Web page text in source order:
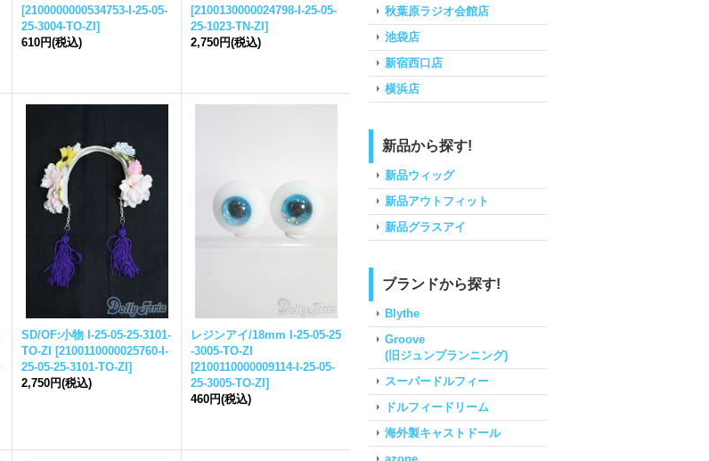
[2100000000534753-I-25-05-
25-3004-TO-ZI ]
610円(税込)
[2100130000024798-I-25-05-
25-1023-TN-ZI ]
2,750円(税込)
SD/OF:小物 I-25-05-25-3101-
TO-ZI
[2100110000025760-I-
25-05-25-3101-TO-ZI ]
2,750円(税込)
レジンアイ/18mm I-25-05-25
-3005-TO-ZI
[2100110000009114-I-25-05-
25-3005-TO-ZI ]
460円(税込)
秋葉原ラジオ会館店
池袋店
新宿西口店
横浜店
新品から探す!
新品ウィッグ
新品アウトフィット
新品グラスアイ
ブランドから探す!
Blythe
Groove
(旧ジュンプランニング)
スーパードルフィー
ドルフィードリーム
海外製キャストドール